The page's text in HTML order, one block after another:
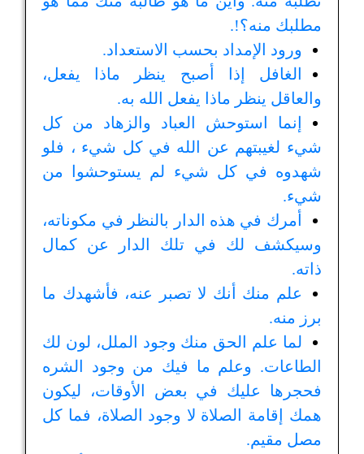
مطلبك منه؟!.
ورود الإمداد بحسب الاستعداد.
الغافل إذا أصبح ينظر ماذا يفعل،
والعاقل ينظر ماذا يفعل الله به.
إنما استوحش العباد والزهاد من كل
شيء لغيبتهم عن الله في كل شيء ، فلو
شهدوه في كل شيء لم يستوحشوا من
شيء.
أمرك في هذه الدار بالنظر في مكوناته،
وسيكشف لك في تلك الدار عن كمال
ذاته.
علم منك أنك لا تصبر عنه، فأشهدك ما
برز منه.
لما علم الحق منك وجود الملل، لون لك
الطاعات. وعلم ما فيك من وجود الشره
فحجرها عليك في بعض الأوقات، ليكون
همك إقامة الصلاة لا وجود الصلاة، فما كل
مصل مقيم.